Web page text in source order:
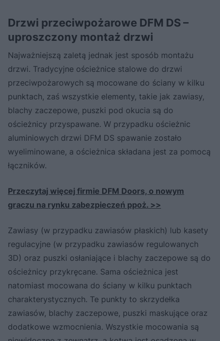
Drzwi przeciwpożarowe DFM DS –
uproszczony montaż drzwi
Najważniejszą zaletą jednak jest sposób montażu
drzwi. Tradycyjne ościeżnice stalowe do drzwi
przeciwpożarowych są mocowane do ściany w kilku
punktach, zaś wszystkie elementy, takie jak zawiasy,
blachy zaczepowe, puszki pod okucia są do
ościeżnicy przyspawane. W przypadku ościeżnic
aluminiowych drzwi DFM DS spawanie zostało
wyeliminowane, a ościeżnica składana jest za pomocą
łączników.
Przeczytaj więcej firmie DFM Doors, o nowym
graczu na rynku zabezpieczeń ppoż. >>
Zawiasy (w przypadku zawiasów płaskich) lub kasety
regulacyjne (w przypadku zawiasów regulowanych
3D) oraz puszki osłaniające i blachy zaczepowe są do
ościeżnicy przykręcane. Sama ościeżnica jest
natomiast mocowana do ściany w kilku punktach
charakterystycznych. Te punkty to skrzydełka
zawiasów, blachy zaczepowe, puszki maskujące oraz
dodatkowe wzmocnienia. Wszystkie mocowania są